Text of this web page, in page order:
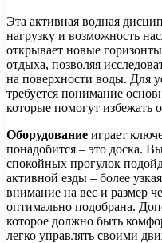
Эта активная водная
нагрузку и возможность
открывает новые
отдыха, позволяя
на поверхности воды. Для
требуется понимание
которые помогут избежать
Оборудование играет
понадобится – это доска.
спокойных прогулок
активной езды – более
внимание на вес и размер
оптимально подобрана.
которое должно быть
легко управлять своими